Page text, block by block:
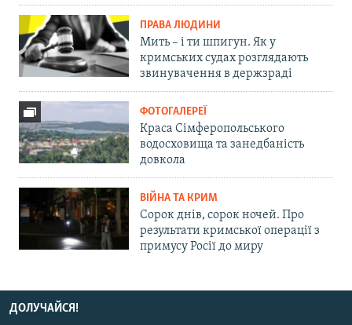
ПРАВА ЛЮДИНИ
Мить – і ти шпигун. Як у
кримських судах розглядають
звинувачення в держзраді
ФОТОГАЛЕРЕЇ
Краса Сімферопольського
водосховища та занедбаність
довкола
ВІЙНА ТА КРИМ
Сорок днів, сорок ночей. Про
результати кримської операції з
примусу Росії до миру
ДОЛУЧАЙСЯ!